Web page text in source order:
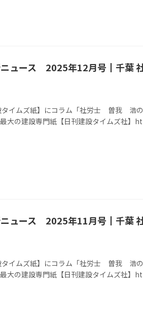
ニュース 2025年12月号┃千葉
イムズ紙】にコラム「社労士 曽我 浩の
大の建設専門紙【日刊建設タイムズ社】
ニュース 2025年11月号┃千葉
イムズ紙】にコラム「社労士 曽我 浩の
大の建設専門紙【日刊建設タイムズ社】